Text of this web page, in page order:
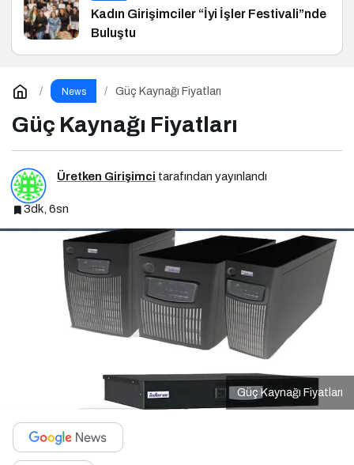
Kadın Girişimciler “İyi İşler Festivali”nde
Buluştu
News Güç Kaynağı Fiyatları
Güç Kaynağı Fiyatları
Üretken Girişimci tarafından yayınlandı
3dk, 6sn
Güç Kaynağı Fiyatları